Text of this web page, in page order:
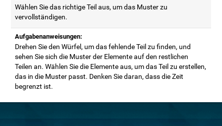
Wählen Sie das richtige Teil aus, um das Muster zu
vervollständigen.
Aufgabenanweisungen:
Drehen Sie den Würfel, um das fehlende Teil zu finden, und
sehen Sie sich die Muster der Elemente auf den restlichen
Teilen an. Wählen Sie die Elemente aus, um das Teil zu erstellen,
das in die Muster passt. Denken Sie daran, dass die Zeit
begrenzt ist.